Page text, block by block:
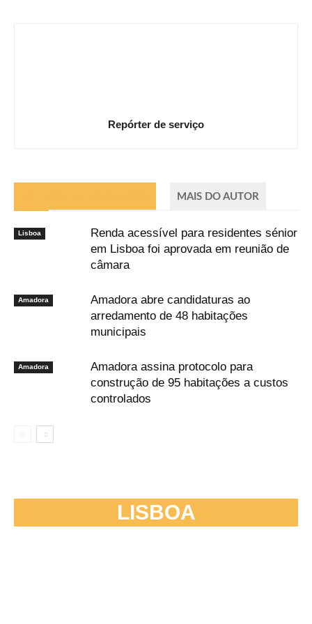
Repórter de serviço
MAIS DO AUTOR
Lisboa
Renda acessível para residentes sénior
em Lisboa foi aprovada em reunião de
câmara
Amadora
Amadora abre candidaturas ao
arredamento de 48 habitações
municipais
Amadora
Amadora assina protocolo para
construção de 95 habitações a custos
controlados
LISBOA